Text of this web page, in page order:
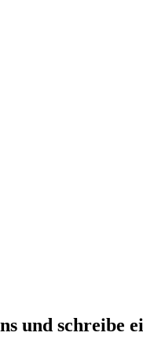
und schreibe